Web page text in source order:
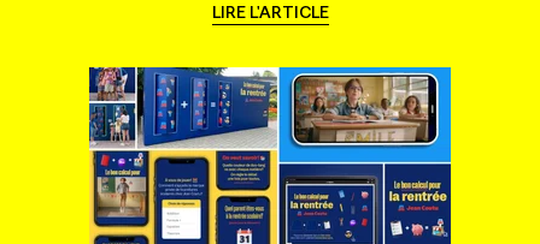
LIRE L'ARTICLE